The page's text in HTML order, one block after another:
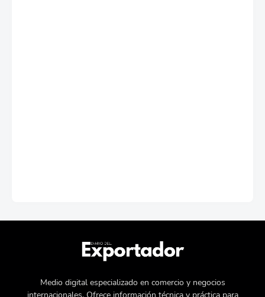
Medio digital especializado en comercio y negocios
internacionales. Ofrece información técnica y práctica para